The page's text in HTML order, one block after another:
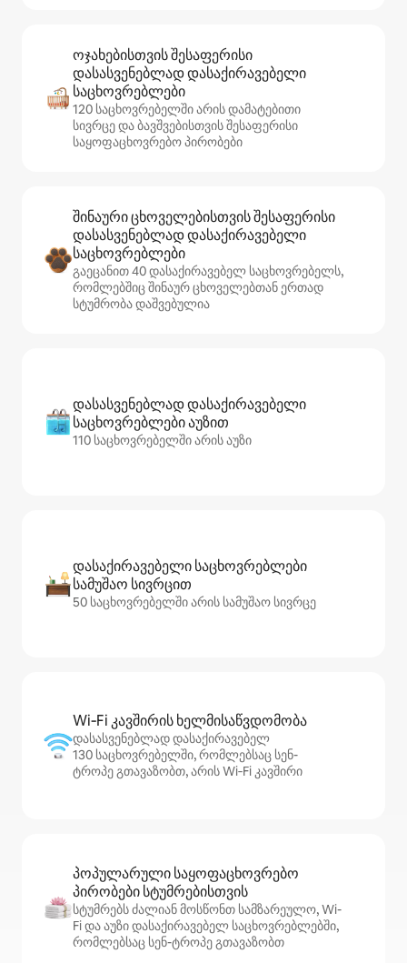
ოჯახებისთვის შესაფერისი
დასასვენებლად დასაქირავებელი
საცხოვრებლები
120 საცხოვრებელში არის დამატებითი
სივრცე და ბავშვებისთვის შესაფერისი
საყოფაცხოვრებო პირობები
შინაური ცხოველებისთვის შესაფერისი
დასასვენებლად დასაქირავებელი
საცხოვრებლები
გაეცანით 40 დასაქირავებელ საცხოვრებელს,
რომლებშიც შინაურ ცხოველებთან ერთად
სტუმრობა დაშვებულია
დასასვენებლად დასაქირავებელი
საცხოვრებლები აუზით
110 საცხოვრებელში არის აუზი
დასაქირავებელი საცხოვრებლები
სამუშაო სივრცით
50 საცხოვრებელში არის სამუშაო სივრცე
Wi‑Fi კავშირის ხელმისაწვდომობა
დასასვენებლად დასაქირავებელ
130 საცხოვრებელში, რომლებსაც სენ-
ტროპე გთავაზობთ, არის Wi‑Fi კავშირი
პოპულარული საყოფაცხოვრებო
პირობები სტუმრებისთვის
სტუმრებს ძალიან მოსწონთ სამზარეულო, Wi-
Fi და აუზი დასაქირავებელ საცხოვრებლებში,
რომლებსაც სენ-ტროპე გთავაზობთ